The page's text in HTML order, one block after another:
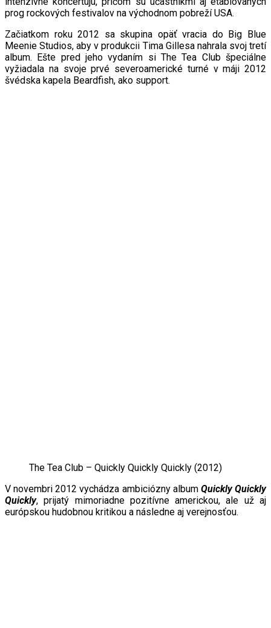
prog rockových festivalov na východnom pobreží USA.
Začiatkom roku 2012 sa skupina opäť vracia do Big Blue
Meenie Studios, aby v produkcii Tima Gillesa nahrala svoj tretí
album. Ešte pred jeho vydaním si The Tea Club špeciálne
vyžiadala na svoje prvé severoamerické turné v máji 2012
švédska kapela Beardfish, ako support.
The Tea Club ‎– Quickly Quickly Quickly (2012)
V novembri 2012 vychádza ambiciózny album Quickly Quickly
Quickly, prijatý mimoriadne pozitívne americkou, ale už aj
európskou hudobnou kritikou a následne aj verejnosťou.